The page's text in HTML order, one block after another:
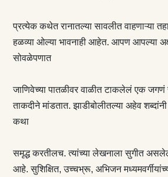
प्रत्येक कथेत रानातल्या सावलीत वाहणाऱ्या
हळव्या ओल्या भावनाही आहेत. आपण आपल्या
सोवळेपणात
जाणिवेच्या पातळीवर वाळीत टाकलेलं एक जगणं
ताकदीने मांडतात. झाडीबोलीतल्या अहेव शब्दांनी
कथा
समृद्ध करतीलच. त्यांच्या लेखनाला सुगीत
आहे. सुशिक्षित, उच्चभ्रू, अभिजन